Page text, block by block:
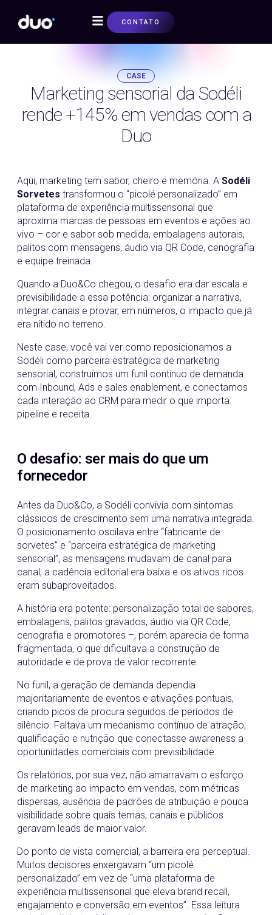
CONTATO
CASE
Marketing sensorial da Sodéli
rende +145% em vendas com a
Duo
Aqui, marketing tem sabor, cheiro e memória. A Sodéli
Sorvetes transformou o “picolé personalizado” em
plataforma de experiência multissensorial que
aproxima marcas de pessoas em eventos e ações ao
vivo – cor e sabor sob medida, embalagens autorais,
palitos com mensagens, áudio via QR Code, cenografia
e equipe treinada.
Quando a Duo&Co chegou, o desafio era dar escala e
previsibilidade a essa potência: organizar a narrativa,
integrar canais e provar, em números, o impacto que já
era nítido no terreno.
Neste case, você vai ver como reposicionamos a
Sodéli como parceira estratégica de marketing
sensorial, construímos um funil contínuo de demanda
com Inbound, Ads e sales enablement, e conectamos
cada interação ao CRM para medir o que importa:
pipeline e receita.
O desafio: ser mais do que um
fornecedor
Antes da Duo&Co, a Sodéli convivia com sintomas
clássicos de crescimento sem uma narrativa integrada.
O posicionamento oscilava entre “fabricante de
sorvetes” e “parceira estratégica de marketing
sensorial”, as mensagens mudavam de canal para
canal, a cadência editorial era baixa e os ativos ricos
eram subaproveitados.
A história era potente: personalização total de sabores,
embalagens, palitos gravados, áudio via QR Code,
cenografia e promotores –, porém aparecia de forma
fragmentada, o que dificultava a construção de
autoridade e de prova de valor recorrente.
No funil, a geração de demanda dependia
majoritariamente de eventos e ativações pontuais,
criando picos de procura seguidos de períodos de
silêncio. Faltava um mecanismo contínuo de atração,
qualificação e nutrição que conectasse awareness a
oportunidades comerciais com previsibilidade.
Os relatórios, por sua vez, não amarravam o esforço
de marketing ao impacto em vendas, com métricas
dispersas, ausência de padrões de atribuição e pouca
visibilidade sobre quais temas, canais e públicos
geravam leads de maior valor.
Do ponto de vista comercial, a barreira era perceptual.
Muitos decisores enxergavam “um picolé
personalizado” em vez de “uma plataforma de
experiência multissensorial que eleva brand recall,
engajamento e conversão em eventos”. Essa leitura